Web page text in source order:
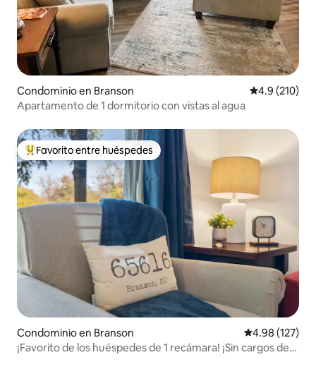
Condominio en Branson Calificación
4.9 (210)
Apartamento de 1 dormitorio con vistas al agua
De los mejores en Favorito entre huéspedes
Favorito entre huéspedes
Condominio en Branson Calificación
4.98 (127)
¡Favorito de los huéspedes de 1 recámara! ¡Sin cargos de